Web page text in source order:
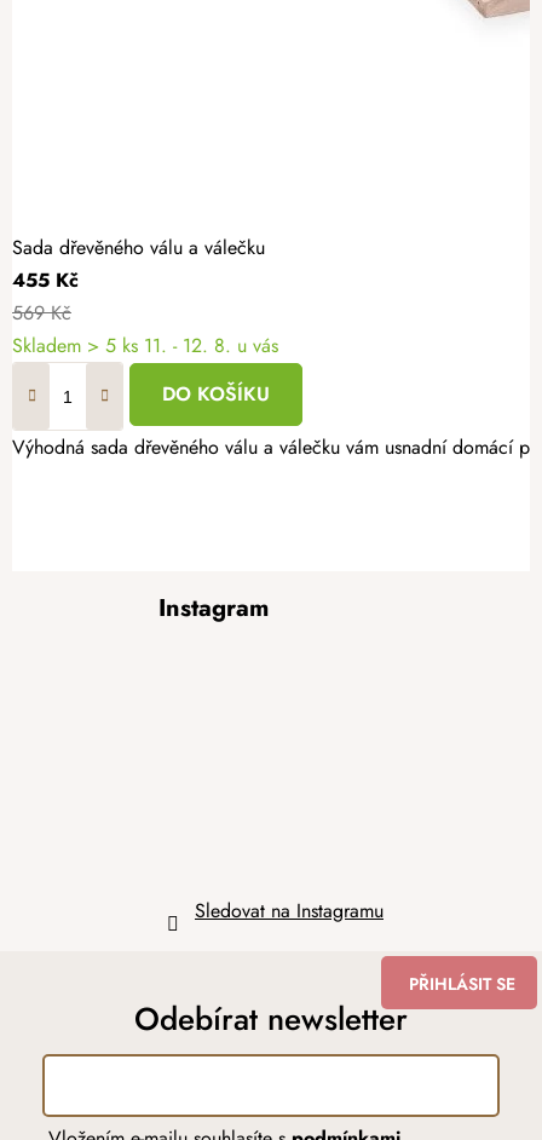
Sada dřevěného válu a válečku
455 Kč
569 Kč
Skladem > 5 ks 11. - 12. 8. u vás
DO KOŠÍKU
Výhodná sada dřevěného válu a válečku vám usnadní domácí
Instagram
Sledovat na Instagramu
Odebírat newsletter
PŘIHLÁSIT SE